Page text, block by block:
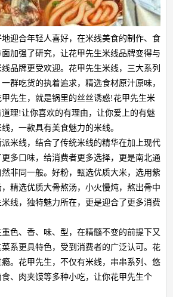
迎合年轻人喜好，在米线美食的制作、食
加强了研究，让花甲先生米线品牌变得与
品牌更受欢迎。花甲先生米线，三大系列
群吃货的执着追求，精选食材原汁原味，
先生，就是锅里的丝丝诱惑!花甲先生米
理!让你喜欢的有理由，让你爱上的有魅
，一款具有美食魅力的米线。
米线，结合了传统米线的精华在加上现代
多口味，给消费者更多选择，更是南北通
非同一般。好粉，甄选优质大米，选用紫
精选优质大骨熬汤，小火慢炖，熬出骨中
线，独特魅力所在，更是迎合了更多消费
色、香、味、型，在精髓不变的前提下又
系更具特色，受到消费者的广泛认可。花
。花甲先生，不仅有米线，串串系列、悠
、肉夹馍等多种小吃，让你花甲先生个